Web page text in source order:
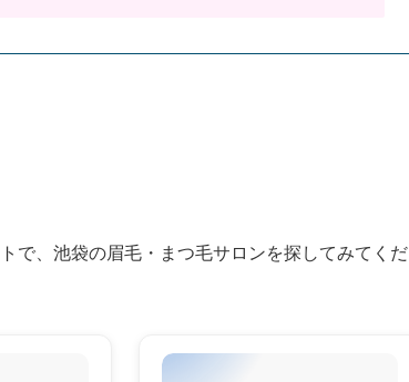
で、池袋の眉毛・まつ毛サロンを探してみてくだ